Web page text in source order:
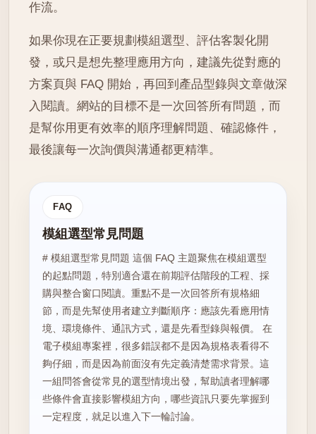
作流。
如果你現在正要規劃模組選型、評估客製化開
發，或只是想先整理應用方向，建議先從對應的
方案頁與 FAQ 開始，再回到產品型錄與文章做深
入閱讀。網站的目標不是一次回答所有問題，而
是幫你用更有效率的順序理解問題、確認條件，
最後讓每一次詢價與溝通都更精準。
FAQ
模組選型常見問題
# 模組選型常見問題 這個 FAQ 主題聚焦在模組選型
的起點問題，特別適合還在前期評估階段的工程、採
購與整合窗口閱讀。重點不是一次回答所有規格細
節，而是先幫使用者建立判斷順序：應該先看應用情
境、環境條件、通訊方式，還是先看型錄與報價。 在
電子模組專案裡，很多錯誤都不是因為規格表看得不
夠仔細，而是因為前面沒有先定義清楚需求背景。這
一組問答會從常見的選型情境出發，幫助讀者理解哪
些條件會直接影響模組方向，哪些資訊只要先掌握到
一定程度，就足以進入下一輪討論。